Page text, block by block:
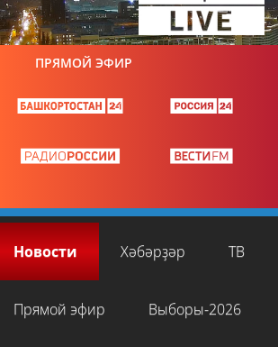
ПРЯМОЙ ЭФИР
Новости Хәбәрҙәр ТВ
Прямой эфир Выборы-2026